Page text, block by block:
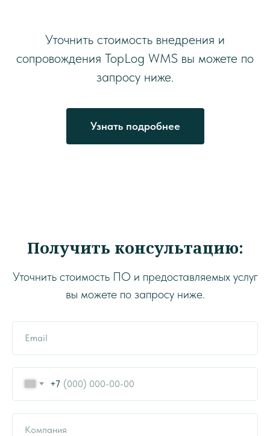
Уточнить стоимость внедрения и
сопровождения TopLog WMS вы можете по
запросу ниже.
Узнать подробнее
Получить консультацию:
Уточнить стоимость ПО и предоставляемых услуг
вы можете по запросу ниже.
+7